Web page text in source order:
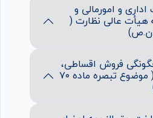
و امورمالی و
هیأت عالی نظارت (
فروش اقساطی،
فوق العاده و حراج ( موضوع تبصره ماده ۷۰